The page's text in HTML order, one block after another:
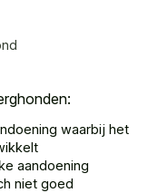
waarbij het
aandoening
niet goed